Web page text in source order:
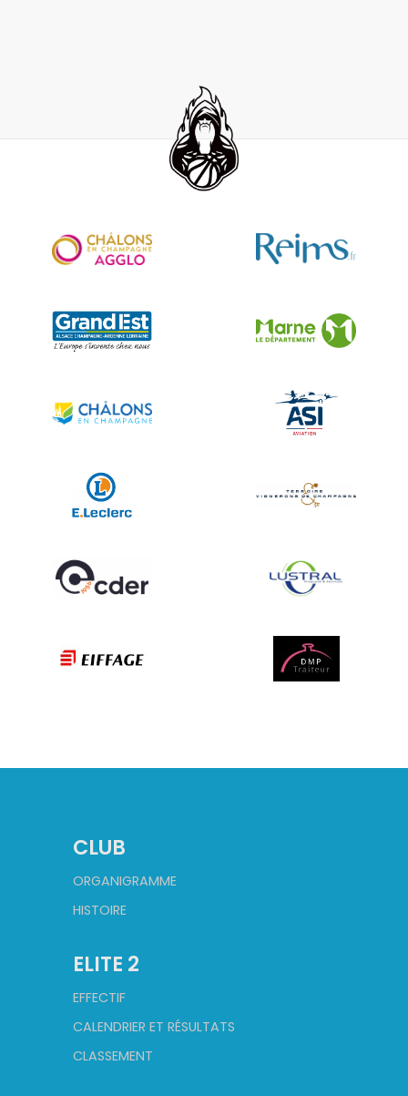
CLUB
ORGANIGRAMME
HISTOIRE
ELITE 2
EFFECTIF
CALENDRIER ET RÉSULTATS
CLASSEMENT